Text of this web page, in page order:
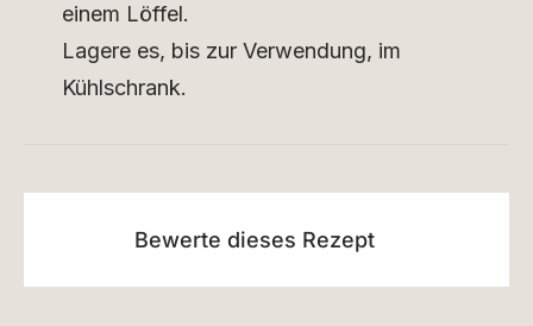
einem Löffel.
Lagere es, bis zur Verwendung, im
Kühlschrank.
Bewerte dieses Rezept